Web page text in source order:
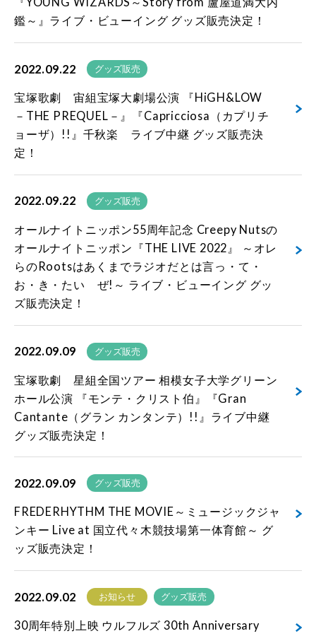
鑑～』ライブ・ビューイング グッズ販売決定！
2022.09.22 グッズ販売
宝塚歌劇 宙組宝塚大劇場公演 『HiGH&LOW
－THE PREQUEL－』『Capricciosa（カプリチ
ョーザ）!!』千秋楽 ライブ中継 グッズ販売決
定！
2022.09.22 グッズ販売
オールナイトニッポン55周年記念 Creepy Nutsの
オールナイトニッポン『THE LIVE 2022』 ～オレ
らのRootsはあくまでラジオだとは言っ・て・
お・き・たい ぜ!～ ライブ・ビューイング グッ
ズ販売決定！
2022.09.09 グッズ販売
宝塚歌劇 星組全国ツアー 相模女子大学グリーン
ホール公演 『モンテ・クリスト伯』『Gran
Cantante（グラン カンタンテ）!!』ライブ中継
グッズ販売決定！
2022.09.09 グッズ販売
FREDERHYTHM THE MOVIE～ミュージックジャ
ンキー Live at 国立代々木競技場第一体育館～ グ
ッズ販売決定！
2022.09.02 お知らせ グッズ販売
30周年特別上映 ウルフルズ 30th Anniversary